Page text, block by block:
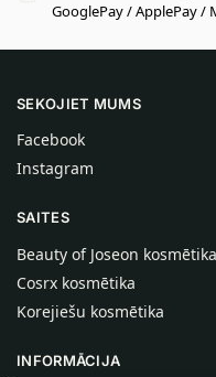
GooglePay / ApplePay /
SEKOJIET MUMS
Facebook
Instagram
SAITES
Beauty of Joseon kosmētika
Cosrx kosmētika
Korejiešu kosmētika
INFORMĀCIJA